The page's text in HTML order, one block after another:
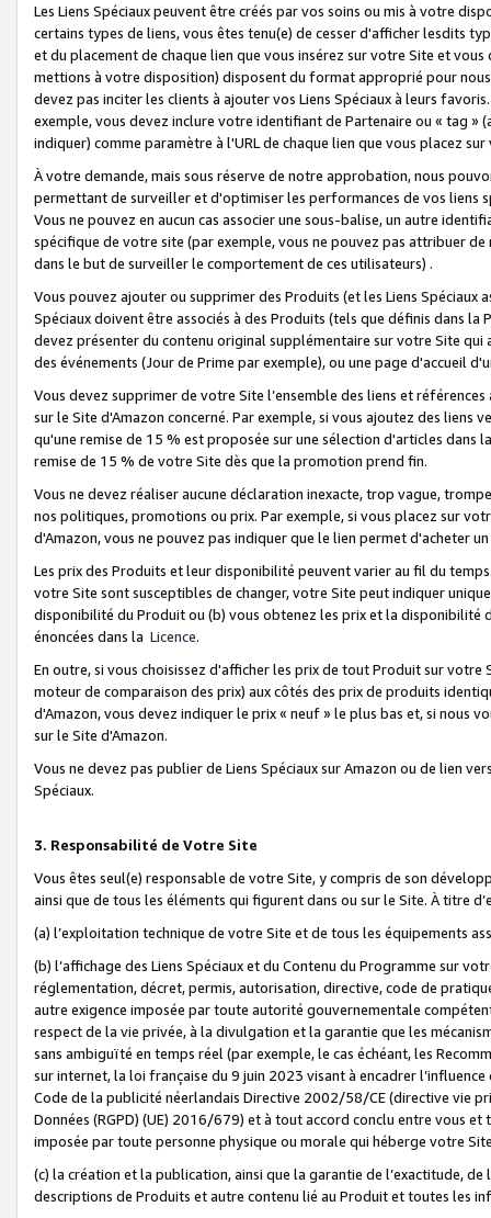
Les Liens Spéciaux peuvent être créés par vos soins ou mis à votre
certains types de liens, vous êtes tenu(e) de cesser d'afficher lesdits
et du placement de chaque lien que vous insérez sur votre Site et
mettions à votre disposition) disposent du format approprié pour
devez pas inciter les clients à ajouter vos Liens Spéciaux à leurs
exemple, vous devez inclure votre identifiant de Partenaire ou « tag
indiquer) comme paramètre à l'URL de chaque lien que vous placez
À votre demande, mais sous réserve de notre approbation, nous
permettant de surveiller et d'optimiser les performances de vos liens
Vous ne pouvez en aucun cas associer une sous-balise, un autre
spécifique de votre site (par exemple, vous ne pouvez pas attribuer
dans le but de surveiller le comportement de ces utilisateurs) .
Vous pouvez ajouter ou supprimer des Produits (et les Liens
Spéciaux doivent être associés à des Produits (tels que définis dans
devez présenter du contenu original supplémentaire sur votre Site qui
des événements (Jour de Prime par exemple), ou une page d'accueil
Vous devez supprimer de votre Site l’ensemble des liens et
sur le Site d'Amazon concerné. Par exemple, si vous ajoutez des
qu'une remise de 15 % est proposée sur une sélection d'articles
remise de 15 % de votre Site dès que la promotion prend fin.
Vous ne devez réaliser aucune déclaration inexacte, trop vague,
nos politiques, promotions ou prix. Par exemple, si vous placez sur
d'Amazon, vous ne pouvez pas indiquer que le lien permet d'acheter
Les prix des Produits et leur disponibilité peuvent varier au fil du
votre Site sont susceptibles de changer, votre Site peut indiquer
disponibilité du Produit ou (b) vous obtenez les prix et la disponibilité
énoncées dans la Licence.
En outre, si vous choisissez d'afficher les prix de tout Produit sur
moteur de comparaison des prix) aux côtés des prix de produits
d'Amazon, vous devez indiquer le prix « neuf » le plus bas et, si nous
sur le Site d'Amazon.
Vous ne devez pas publier de Liens Spéciaux sur Amazon ou de lien
Spéciaux.
3. Responsabilité de Votre Site
Vous êtes seul(e) responsable de votre Site, y compris de son
ainsi que de tous les éléments qui figurent dans ou sur le Site. À titre
(a) l’exploitation technique de votre Site et de tous les équipements
(b) l’affichage des Liens Spéciaux et du Contenu du Programme sur
réglementation, décret, permis, autorisation, directive, code de
autre exigence imposée par toute autorité gouvernementale
respect de la vie privée, à la divulgation et la garantie que les
sans ambiguïté en temps réel (par exemple, le cas échéant, les
sur internet, la loi française du 9 juin 2023 visant à encadrer
Code de la publicité néerlandais Directive 2002/58/CE (directive vie
Données (RGPD) (UE) 2016/679) et à tout accord conclu entre vous
imposée par toute personne physique ou morale qui héberge votre
(c) la création et la publication, ainsi que la garantie de l’exactitude,
descriptions de Produits et autre contenu lié au Produit et toutes les